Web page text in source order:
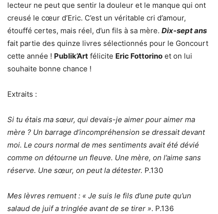
lecteur ne peut que sentir la douleur et le manque qui ont
creusé le cœur d’Eric. C’est un véritable cri d’amour,
étouffé certes, mais réel, d’un fils à sa mère. Dix-sept ans
fait partie des quinze livres sélectionnés pour le Goncourt
cette année ! Publik’Art félicite Eric Fottorino et on lui
souhaite bonne chance !
Extraits :
Si tu étais ma sœur, qui devais-je aimer pour aimer ma
mère ? Un barrage d’incompréhension se dressait devant
moi. Le cours normal de mes sentiments avait été dévié
comme on détourne un fleuve. Une mère, on l’aime sans
réserve. Une sœur, on peut la détester. P.130
Mes lèvres remuent : « Je suis le fils d’une pute qu’un
salaud de juif a tringlée avant de se tirer ». P.136